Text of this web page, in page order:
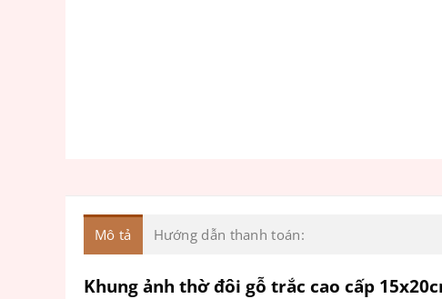
Mô tả Hướng dẫn thanh toán:
Khung ảnh thờ đôi gỗ trắc cao cấp